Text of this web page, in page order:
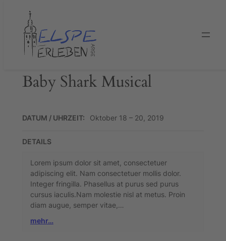
springen
Baby Shark Musical
DATUM / UHRZEIT: Oktober 18 – 20, 2019
DETAILS
Lorem ipsum dolor sit amet, consectetuer
adipiscing elit. Nam consectetuer mollis dolor.
Integer fringilla. Phasellus at purus sed purus
cursus iaculis.Nam molestie nisl at metus. Proin
diam augue, semper vitae,…
mehr…